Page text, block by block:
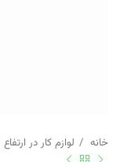
خانه لوازم کار در ارتفاع